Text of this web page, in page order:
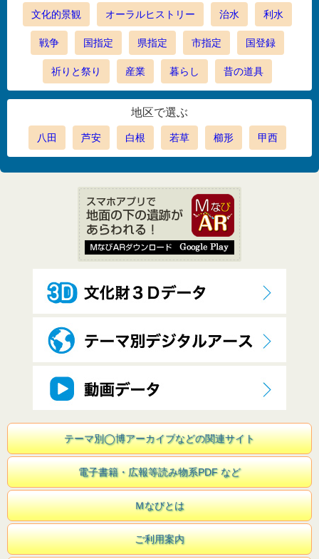
文化的景観 オーラルヒストリー 治水 利水
戦争 国指定 県指定 市指定 国登録
祈りと祭り 産業 暮らし 昔の道具
地区で選ぶ
八田 芦安 白根 若草 櫛形 甲西
テーマ別◯博アーカイブなどの関連サイト
電子書籍・広報等読み物系PDF など
Ｍなびとは
ご利用案内